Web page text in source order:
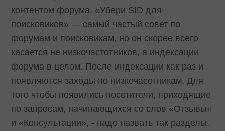
контентом форума. «Убери SID для
поисковиков» — самый частый совет по
форумам и поисковикам, но он скорее всего
касается не низкочастотников, а индексации
форума в целом. После индексации как раз и
появляются заходы по низкочасотникам. Для
того чтобы появились посетители, приходящие
по запросам, начинающихся со слов «Отзывы»
и «Консультации», - надо назвать так разделы.